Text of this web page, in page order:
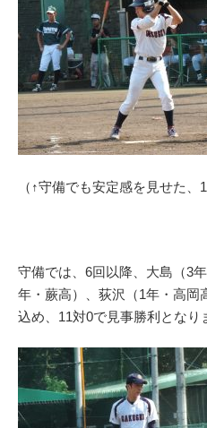
（↑守備でも安定感を見せた、
守備では、6回以降、大島（3
年・蕨高）、荻沢（1年・高岡
込め、11対0で見事勝利となり